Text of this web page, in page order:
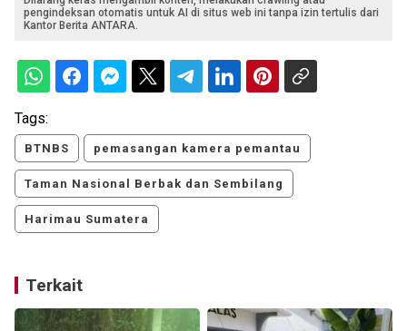
pengindeksan otomatis untuk AI di situs web ini tanpa izin tertulis dari
Kantor Berita ANTARA.
Tags:
BTNBS pemasangan kamera pemantau
Taman Nasional Berbak dan Sembilang
Harimau Sumatera
Terkait